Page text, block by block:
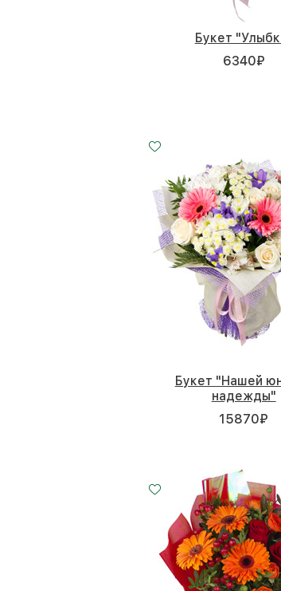
Букет
6340₽
Букет "Нашей
надежды"
15870₽